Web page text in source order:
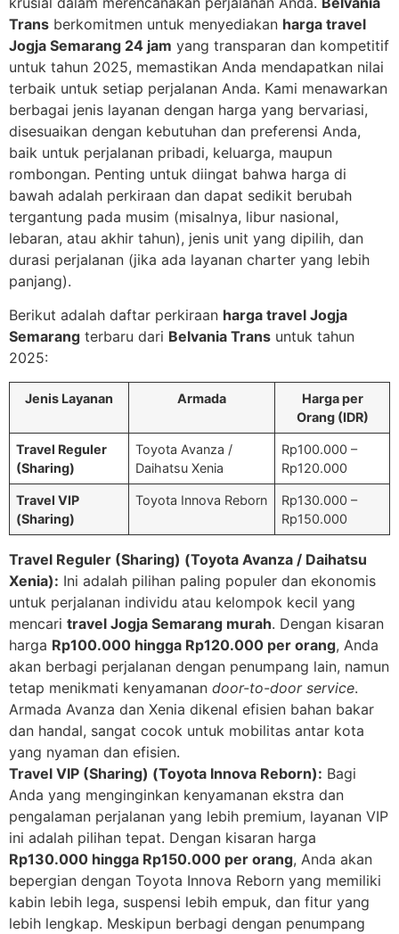
Trans berkomitmen untuk menyediakan harga travel
Jogja Semarang 24 jam yang transparan dan kompetitif
untuk tahun 2025, memastikan Anda mendapatkan nilai
terbaik untuk setiap perjalanan Anda. Kami menawarkan
berbagai jenis layanan dengan harga yang bervariasi,
disesuaikan dengan kebutuhan dan preferensi Anda,
baik untuk perjalanan pribadi, keluarga, maupun
rombongan. Penting untuk diingat bahwa harga di
bawah adalah perkiraan dan dapat sedikit berubah
tergantung pada musim (misalnya, libur nasional,
lebaran, atau akhir tahun), jenis unit yang dipilih, dan
durasi perjalanan (jika ada layanan charter yang lebih
panjang).
Berikut adalah daftar perkiraan harga travel Jogja
Semarang terbaru dari Belvania Trans untuk tahun
2025:
Jenis Layanan Armada
Harga per
Orang (IDR)
Travel Reguler
(Sharing)
Toyota Avanza /
Daihatsu Xenia
Rp100.000 –
Rp120.000
Travel VIP
(Sharing)
Toyota Innova Reborn
Rp130.000 –
Rp150.000
Travel Reguler (Sharing) (Toyota Avanza / Daihatsu
Xenia): Ini adalah pilihan paling populer dan ekonomis
untuk perjalanan individu atau kelompok kecil yang
mencari travel Jogja Semarang murah. Dengan kisaran
harga Rp100.000 hingga Rp120.000 per orang, Anda
akan berbagi perjalanan dengan penumpang lain, namun
tetap menikmati kenyamanan door-to-door service.
Armada Avanza dan Xenia dikenal efisien bahan bakar
dan handal, sangat cocok untuk mobilitas antar kota
yang nyaman dan efisien.
Travel VIP (Sharing) (Toyota Innova Reborn): Bagi
Anda yang menginginkan kenyamanan ekstra dan
pengalaman perjalanan yang lebih premium, layanan VIP
ini adalah pilihan tepat. Dengan kisaran harga
Rp130.000 hingga Rp150.000 per orang, Anda akan
bepergian dengan Toyota Innova Reborn yang memiliki
kabin lebih lega, suspensi lebih empuk, dan fitur yang
lebih lengkap. Meskipun berbagi dengan penumpang